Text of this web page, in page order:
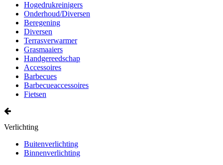
Hogedrukreinigers
Onderhoud/Diversen
Beregening
Diversen
Terrasverwarmer
Grasmaaiers
Handgereedschap
Accessoires
Barbecues
Barbecueaccessoires
Fietsen
Verlichting
Buitenverlichting
Binnenverlichting